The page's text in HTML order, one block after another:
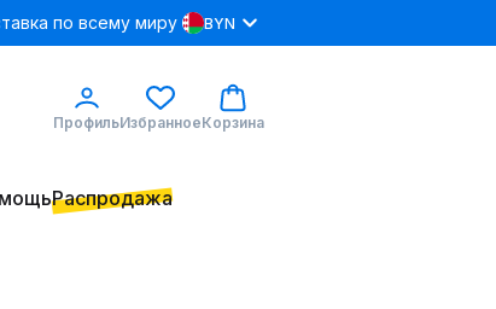
по всему миру BYN
ПрофильИзбранноеКорзина
Распродажа